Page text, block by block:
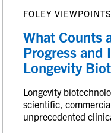
FOLEY VIEWPOINTS
What Counts
Progress and
Longevity
Longevity
scientific,
unprecedented